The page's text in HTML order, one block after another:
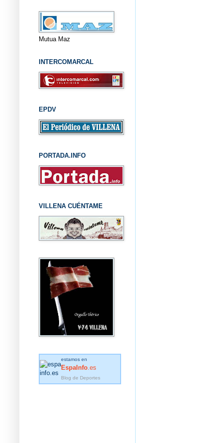
Mutua Maz
INTERCOMARCAL
EPDV
PORTADA.INFO
VILLENA CUÉNTAME
estamos en
EspaInfo .es
Blog de Deportes